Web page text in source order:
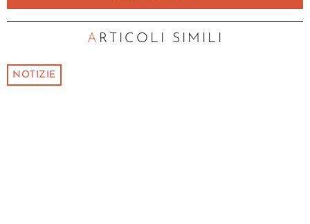
ARTICOLI SIMILI
NOTIZIE